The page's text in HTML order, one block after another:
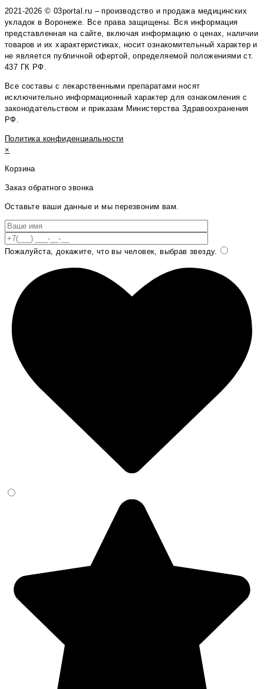
2021-2026 © 03portal.ru – производство и продажа медицинских
укладок в Воронеже. Все права защищены. Вся информация
представленная на сайте, включая информацию о ценах, наличии
товаров и их характеристиках, носит ознакомительный характер и
не является публичной офертой, определяемой положениями ст.
437 ГК РФ.
Все составы с лекарственными препаратами носят
исключительно информационный характер для ознакомления с
законодательством и приказам Министерства Здравоохранения
РФ.
Политика конфиденциальности
×
Корзина
Заказ обратного звонка
Оставьте ваши данные и мы перезвоним вам.
Пожалуйста, докажите, что вы человек, выбрав звезду.